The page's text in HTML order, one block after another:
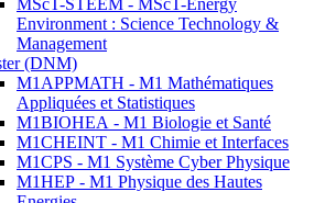
MScT-STEEM - MScT-Energy
Environment : Science Technology &
Management
(DNM)
M1APPMATH - M1 Mathématiques
Appliquées et Statistiques
M1BIOHEA - M1 Biologie et Santé
M1CHEINT - M1 Chimie et Interfaces
M1CPS - M1 Système Cyber Physique
M1HEP - M1 Physique des Hautes